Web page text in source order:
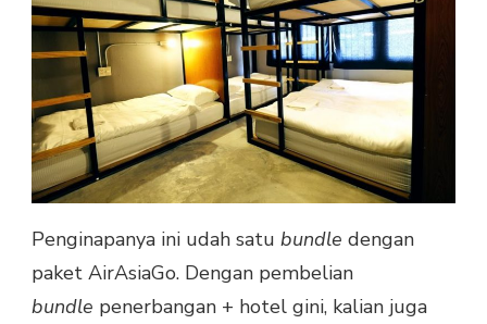
Penginapanya ini udah satu bundle dengan
paket AirAsiaGo. Dengan pembelian
bundle penerbangan + hotel gini, kalian juga